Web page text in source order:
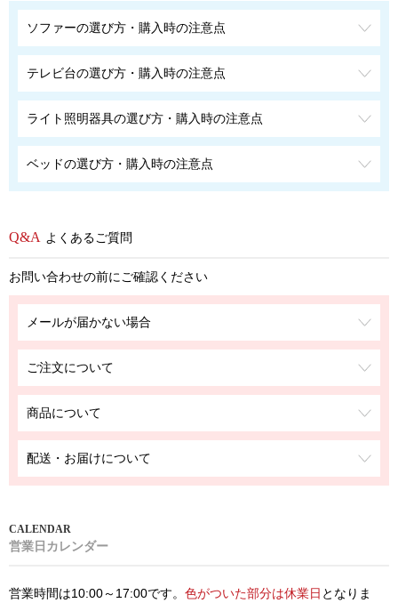
ソファーの選び方・購入時の注意点
テレビ台の選び方・購入時の注意点
ライト照明器具の選び方・購入時の注意点
ベッドの選び方・購入時の注意点
よくあるご質問
お問い合わせの前にご確認ください
メールが届かない場合
ご注文について
商品について
配送・お届けについて
営業日カレンダー
営業時間は10:00～17:00です。 色がついた部分は休業日 となりま